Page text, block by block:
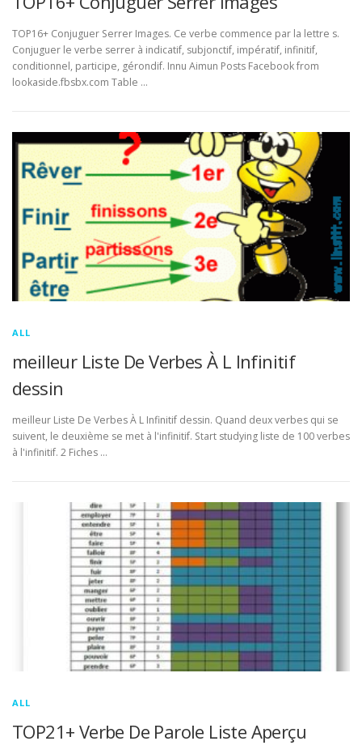
TOP16+ Conjuguer Serrer Images. Ce verbe commence par la lettre s.
Conjuguer le verbe serrer à indicatif, subjonctif, impératif, infinitif,
conditionnel, participe, gérondif. Innu Aimun Posts Facebook from
lookaside.fbsbx.com Table …
ALL
meilleur Liste De Verbes À L Infinitif
dessin
meilleur Liste De Verbes À L Infinitif dessin. Quand deux verbes qui se
suivent, le deuxième se met à l'infinitif. Start studying liste de 100 verbes
à l'infinitif. 2 Fiches …
ALL
TOP21+ Verbe De Parole Liste Aperçu